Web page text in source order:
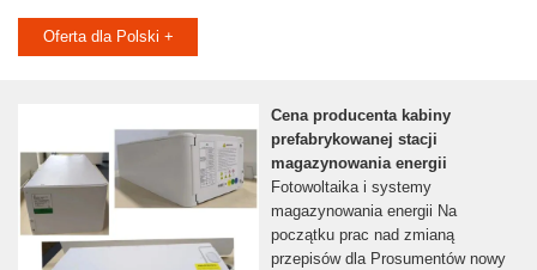
Oferta dla Polski +
Cena producenta kabiny
prefabrykowanej stacji
magazynowania energii
Fotowoltaika i systemy
magazynowania energii Na
początku prac nad zmianą
przepisów dla Prosumentów nowy